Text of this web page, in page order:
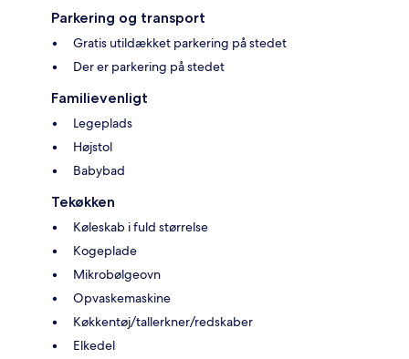
Parkering og transport
Gratis utildækket parkering på stedet
Der er parkering på stedet
Familievenligt
Legeplads
Højstol
Babybad
Tekøkken
Køleskab i fuld størrelse
Kogeplade
Mikrobølgeovn
Opvaskemaskine
Køkkentøj/tallerkner/redskaber
Elkedel